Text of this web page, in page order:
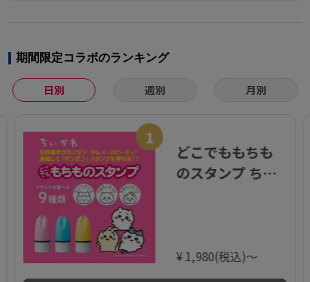
期間限定コラボのランキング
日別 週別 月別
1
どこでももちも
のスタンプ ちい
¥ 1,980(税込)～